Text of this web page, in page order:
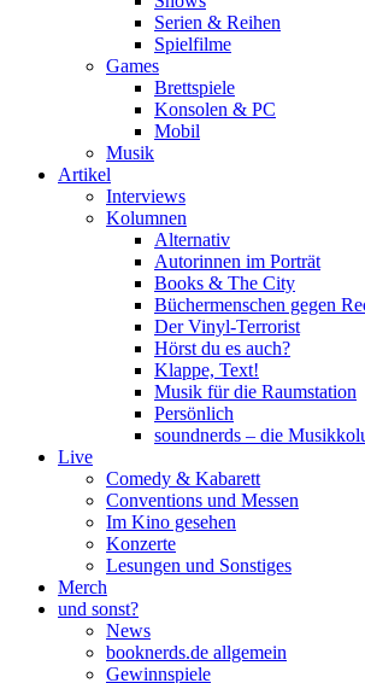
Serien & Reihen
Spielfilme
Games
Brettspiele
Konsolen & PC
Mobil
Musik
Artikel
Interviews
Kolumnen
Alternativ
Autorinnen im Porträt
Books & The City
Büchermenschen gegen
Der Vinyl-Terrorist
Hörst du es auch?
Klappe, Text!
Musik für die Raumstation
Persönlich
soundnerds – die
Live
Comedy & Kabarett
Conventions und Messen
Im Kino gesehen
Konzerte
Lesungen und Sonstiges
Merch
und sonst?
News
booknerds.de allgemein
Gewinnspiele